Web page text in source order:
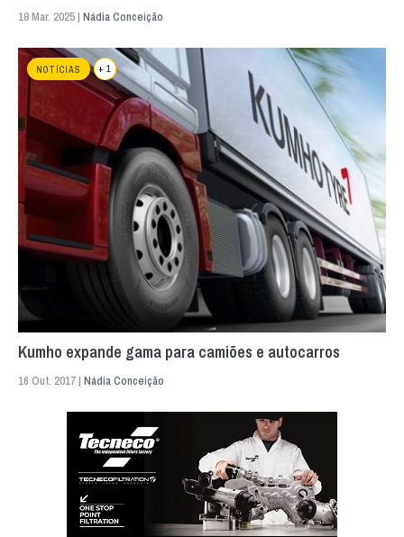
18 Mar. 2025 | Nádia Conceição
NOTÍCIAS + 1
Kumho expande gama para camiões e autocarros
16 Out. 2017 | Nádia Conceição